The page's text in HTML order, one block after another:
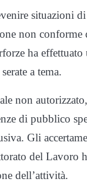
situazioni
non conforme
ha effettuato
a tema.
non
di pubblico
Gli
del Lavoro
dell’attività.